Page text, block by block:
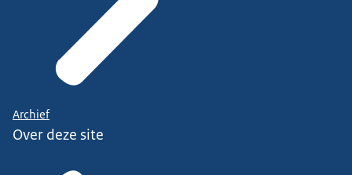
Archief
Over deze site